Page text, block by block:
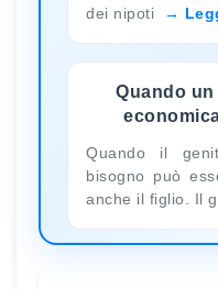
dei nipoti
Quando
Quando il
bisogno può
anche il figlio. Il